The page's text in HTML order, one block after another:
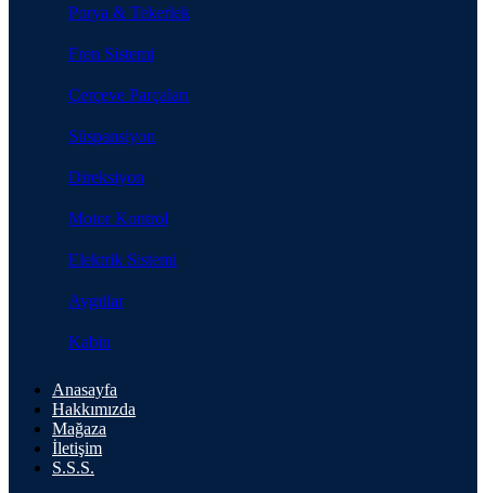
Porya & Tekerlek
Fren Sistemi
Çerçeve Parçaları
Süspansiyon
Direksiyon
Motor Kontrol
Elektrik Sistemi
Aygıtlar
Kabin
Anasayfa
Hakkımızda
Mağaza
İletişim
S.S.S.